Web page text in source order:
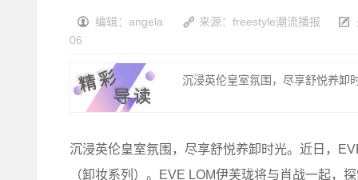
编辑：angela 来源：freestyle潮流播报
06
沉浸英伦皇室氛围，尽享舒悦养卸
沉浸英伦皇室氛围，尽享舒悦养卸时光。近日，
（卸妆系列）。EVE LOM伊芙珑将与肖战一起，